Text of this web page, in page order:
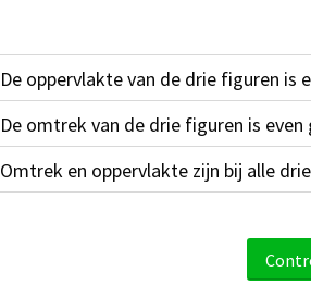
De oppervlakte van de drie figuren is
De omtrek van de drie figuren is
Omtrek en oppervlakte zijn bij alle